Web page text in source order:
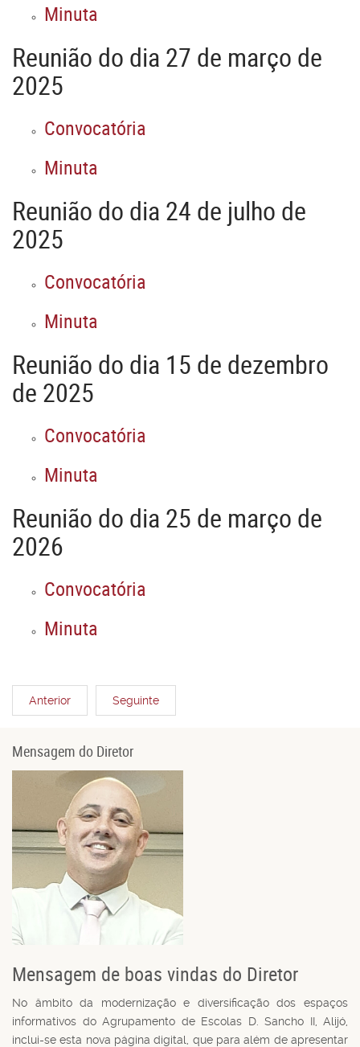
Minuta
Reunião do dia 27 de março de
2025
Convocatória
Minuta
Reunião do dia 24 de julho de
2025
Convocatória
Minuta
Reunião do dia 15 de dezembro
de 2025
Convocatória
Minuta
Reunião do dia 25 de março de
2026
Convocatória
Minuta
Anterior Seguinte
Mensagem do Diretor
Mensagem de boas vindas do Diretor
No âmbito da modernização e diversificação dos espaços
informativos do Agrupamento de Escolas D. Sancho II, Alijó,
inclui-se esta nova página digital, que para além de apresentar